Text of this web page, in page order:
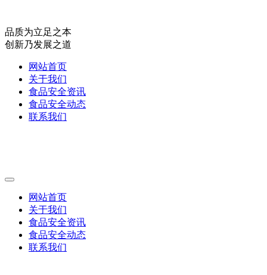
品质为立足之本
创新乃发展之道
网站首页
关于我们
食品安全资讯
食品安全动态
联系我们
网站首页
关于我们
食品安全资讯
食品安全动态
联系我们